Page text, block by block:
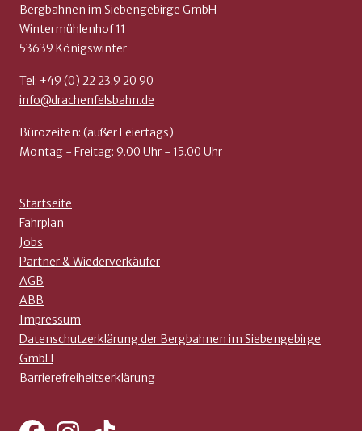
Bergbahnen im Siebengebirge GmbH
Wintermühlenhof 11
53639 Königswinter
Tel: +49 (0) 22 23.9 20 90
info@drachenfelsbahn.de
Bürozeiten: (außer Feiertags)
Montag - Freitag: 9.00 Uhr - 15.00 Uhr
Startseite
Fahrplan
Jobs
Partner & Wiederverkäufer
AGB
ABB
Impressum
Datenschutzerklärung der Bergbahnen im Siebengebirge
GmbH
Barrierefreiheitserklärung